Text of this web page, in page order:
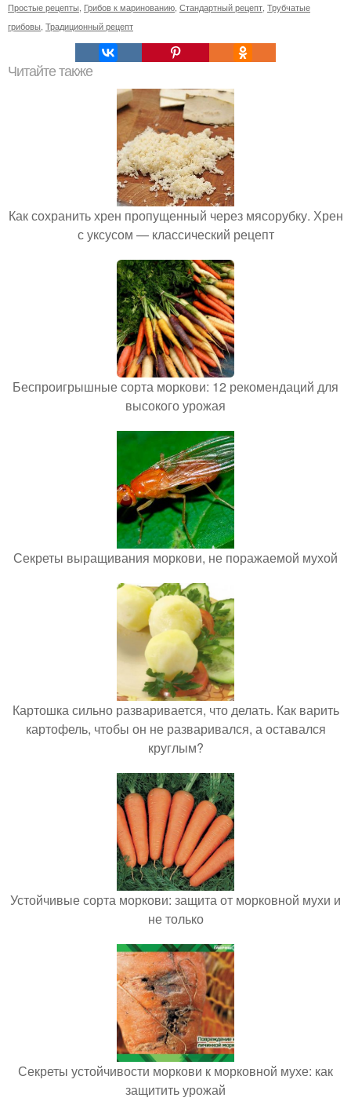
Простые рецепты Грибов к маринованию Стандартный рецепт Трубчатые
грибовы Традиционный рецепт
Читайте также
Как сохранить хрен пропущенный через мясорубку. Хрен
с уксусом — классический рецепт
Беспроигрышные сорта моркови: 12 рекомендаций для
высокого урожая
Секреты выращивания моркови, не поражаемой мухой
Картошка сильно разваривается, что делать. Как варить
картофель, чтобы он не разваривался, а оставался
круглым?
Устойчивые сорта моркови: защита от морковной мухи и
не только
Секреты устойчивости моркови к морковной мухе: как
защитить урожай